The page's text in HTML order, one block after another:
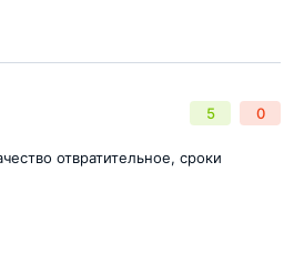
5 0
отвратительное, сроки